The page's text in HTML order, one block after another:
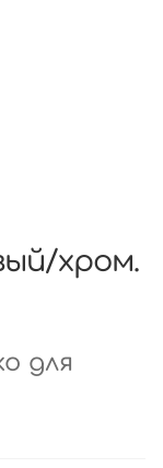
хром.
для